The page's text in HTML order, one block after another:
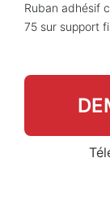
Ruban adhésif
75 sur support